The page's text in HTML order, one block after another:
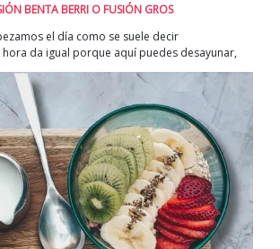
BENTA BERRI O FUSIÓN GROS
el día como se suele decir
hora da igual porque aquí puedes desayunar,